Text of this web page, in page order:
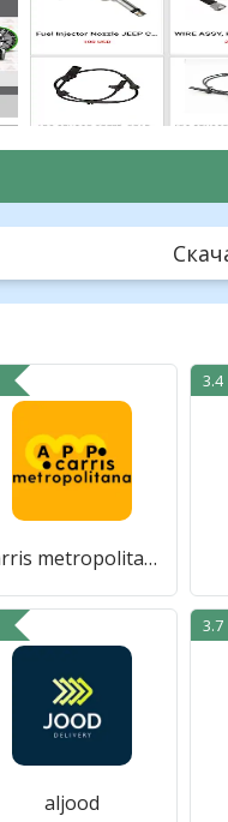
Carris metropolitana
3.4
aljood
3.7